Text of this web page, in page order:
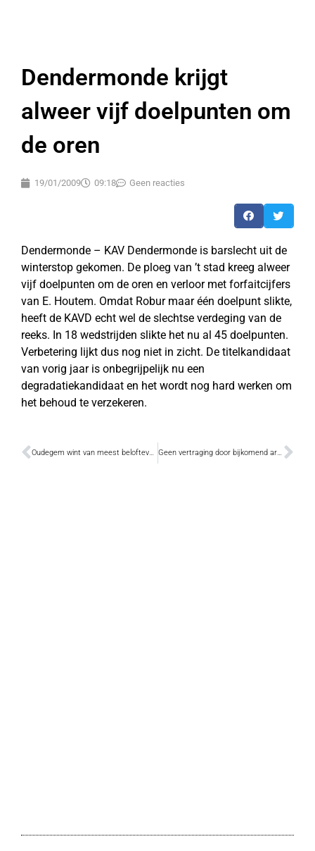
Dendermonde krijgt
alweer vijf doelpunten om
de oren
19/01/2009 09:18 Geen reacties
Dendermonde – KAV Dendermonde is barslecht uit de
winterstop gekomen. De ploeg van ’t stad kreeg alweer
vijf doelpunten om de oren en verloor met forfaitcijfers
van E. Houtem. Omdat Robur maar één doelpunt slikte,
heeft de KAVD echt wel de slechtse verdeging van de
reeks. In 18 wedstrijden slikte het nu al 45 doelpunten.
Verbetering lijkt dus nog niet in zicht. De titelkandidaat
van vorig jaar is onbegrijpelijk nu een
degradatiekandidaat en het wordt nog hard werken om
het behoud te verzekeren.
Oudegem wint van meest beloftevolle spelers van België Geen vertraging door bijkomend archeologisch onderzoek